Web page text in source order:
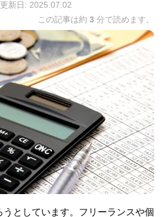
更新日: 2025.07.02
この記事は約 3 分で読めます。
としています。フリーランスや個